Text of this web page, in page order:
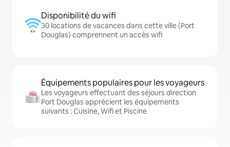
Disponibilité du wifi
30 locations de vacances dans cette ville (Port
Douglas) comprennent un accès wifi
Équipements populaires pour les voyageurs
Les voyageurs effectuant des séjours direction
Port Douglas apprécient les équipements
suivants : Cuisine, Wifi et Piscine